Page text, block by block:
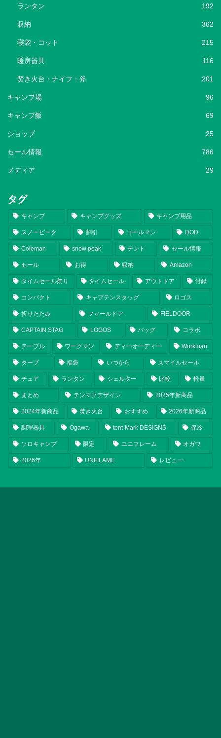
ランタン 192
収納 362
寝袋・コット 215
暖房器具 116
焚き火台・ナイフ・斧 201
キャンプ場 96
キャンプ飯 69
ショップ 25
セール情報 786
メディア 29
タグ
キャンプ キャンプグッズ キャンプ用品
スノーピーク 割引 コールマン DOD
Coleman snow peak テント セール情報
セール お得 収納 Amazon
タイムセール祭り タイムセール アウトドア 付録
コンパクト キャプテンスタッグ ロゴス
折りたたみ フィールドア FIELDOOR
CAPTAIN STAG LOGOS バッグ コラボ
テーブル ワークマン ディーオーディー Workman
タープ 福袋 いつから スマイルセール
チェア ランタン シェルター 比較 軽量
まとめ テンマクデザイン 2025年新商品
2024年新商品 焚き火台 おすすめ 2026年新商品
調理器具 Ogawa tent-Mark DESIGNS 保冷
ソロキャンプ 限定 ユニフレーム オガワ
2026年 UNIFLAME レビュー